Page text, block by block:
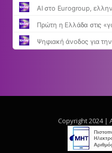
Copyright 2024 |